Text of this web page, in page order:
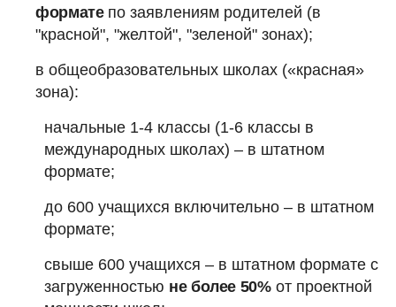
форматепо заявлениям родителей (в
"красной", "желтой", "зеленой" зонах);
в общеобразовательных школах («красная»
зона):
начальные 1-4 классы (1-6 классы в
международных школах) – в штатном
формате;
до 600 учащихся включительно – в штатном
формате;
свыше 600 учащихся – в штатном формате с
загруженностью не более 50%от проектной